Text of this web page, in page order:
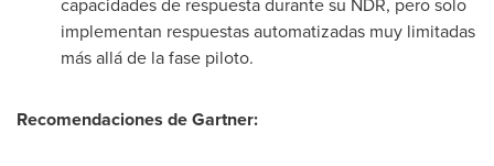
implementan respuestas automatizadas muy limitadas
más allá de la fase piloto.
Recomendaciones de Gartner: